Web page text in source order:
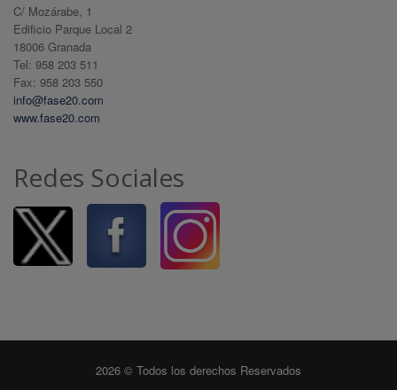
C/ Mozárabe, 1
Edificio Parque Local 2
18006 Granada
Tel: 958 203 511
Fax: 958 203 550
info@fase20.com
www.fase20.com
Redes Sociales
2026 © Todos los derechos Reservados